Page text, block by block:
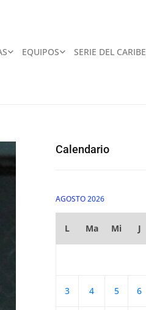
EQUIPOS SERIE DEL CARIBE
Calendario
AGOSTO 2026
L Ma Mi J
3 4 5 6